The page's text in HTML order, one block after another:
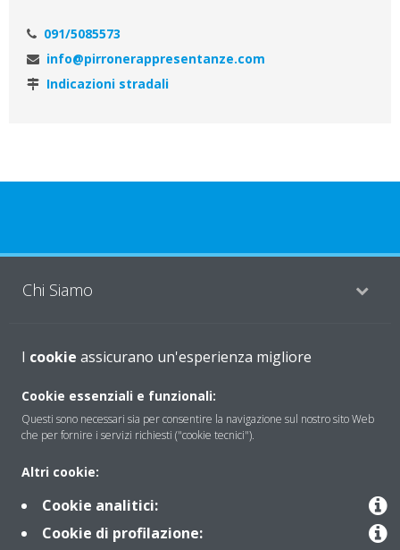
091/5085573
info@pirronerappresentanze.com
Indicazioni stradali
Chi Siamo
Soluzioni
Contattaci
Periodo di supporto definito
Politica di segnalazione e divulgazione delle vulnerabilità del
Gruppo Daikin Europe
I cookie assicurano un'esperienza migliore
Cookie essenziali e funzionali:
Questi sono necessari sia per consentire la navigazione sul nostro sito Web
che per fornire i servizi richiesti ("cookie tecnici").
Altri cookie:
Cookie analitici:
Cookie di profilazione: